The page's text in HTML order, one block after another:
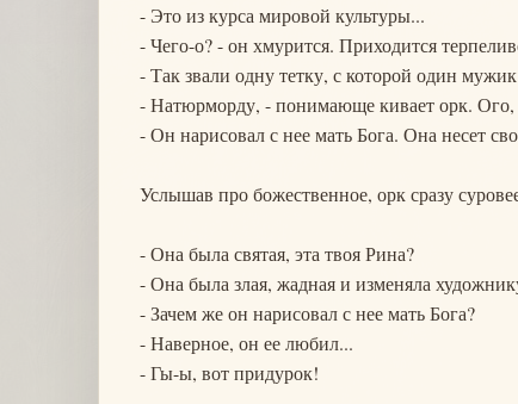
- Это из курса мировой культуры...
- Чего-о? - он хмурится. Приходится
- Так звали одну тетку, с которой один
- Натюрморду, - понимающе кивает орк. Ого,
- Он нарисовал с нее мать Бога. Она несет
Услышав про божественное, орк сразу
- Она была святая, эта твоя Рина?
- Она была злая, жадная и изменяла
- Зачем же он нарисовал с нее мать Бога?
- Наверное, он ее любил...
- Гы-ы, вот придурок!